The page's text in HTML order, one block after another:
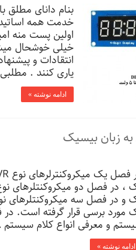
بنام دانای
خدمت همه
اولین پست منه
خیلی خوشحال
انتقادات و
یاری کنند .
ادامه نوشته »
مورد برسی قرار گرفته است.
و معرفی انواع کلام
ادامه نوشته »